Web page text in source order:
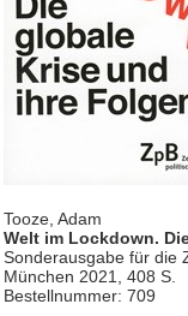
Tooze, Adam
Welt im Lockdown.
Sonderausgabe für die
München 2021, 408 S.
Bestellnummer: 709